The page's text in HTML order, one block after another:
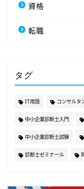
資格
転職
タグ
IT用語 コンサルタ
中小企業診断士入門
中小企業診断士試験
診断士ゼミナール